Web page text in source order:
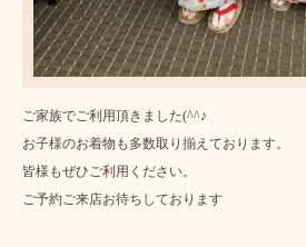
ご家族でご利用頂きました(^^♪
お子様のお着物も多数取り揃えております。
皆様もぜひご利用ください。
ご予約ご来店お待ちしております